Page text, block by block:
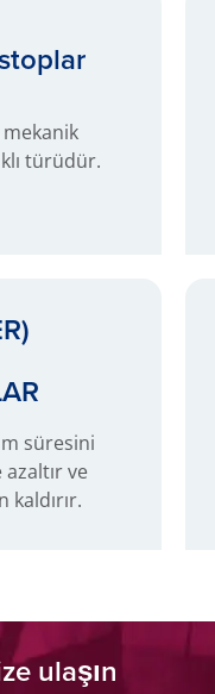
türüdür.
süresini
ve
kaldırır.
ulaşın